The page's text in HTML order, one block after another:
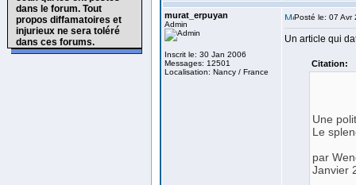
dans le forum. Tout
propos diffamatoires et
injurieux ne sera toléré
dans ces forums.
murat_erpuyan
Admin
Inscrit le: 30 Jan 2006
Messages: 12501
Localisation: Nancy / France
Posté le: 07 Avr
Un article qui
Citation:
Une
Le
par
Janvier